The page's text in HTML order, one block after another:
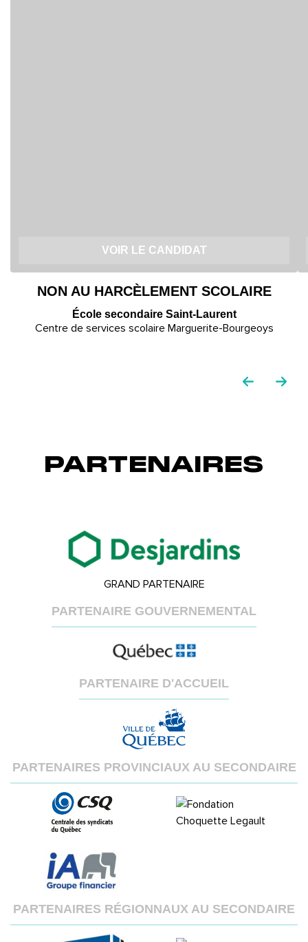
VOIR LE CANDIDAT
NON AU HARCÈLEMENT SCOLAIRE
École secondaire Saint-Laurent
Centre de services scolaire Marguerite-Bourgeoys
PARTENAIRES
GRAND PARTENAIRE
PARTENAIRE GOUVERNEMENTAL
PARTENAIRE D'ACCUEIL
PARTENAIRES PROVINCIAUX AU SECONDAIRE
PARTENAIRES RÉGIONNAUX AU SECONDAIRE